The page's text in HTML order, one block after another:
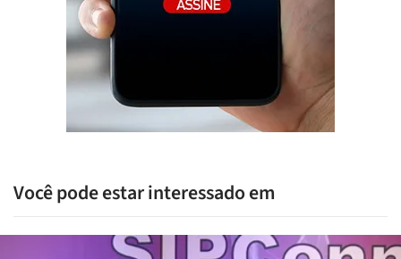
Você pode estar interessado em